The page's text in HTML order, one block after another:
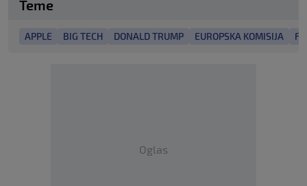
Teme
APPLE BIG TECH DONALD TRUMP EUROPSKA KOMISIJA
Oglas